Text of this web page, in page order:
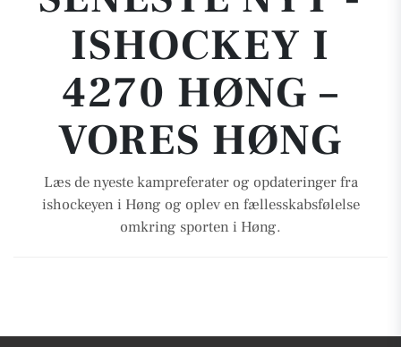
ISHOCKEY I
4270 HØNG –
VORES HØNG
Læs de nyeste kampreferater og opdateringer fra
ishockeyen i Høng og oplev en fællesskabsfølelse
omkring sporten i Høng.